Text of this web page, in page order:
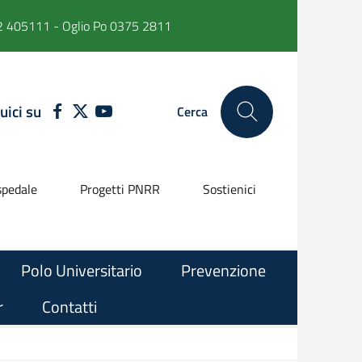
405111 - Oglio Po 0375 2811
suFACEBOOK
TWITTERYOUTUBE Cerca
Progetti PNRR Sostienici
Polo Universitario
Prevenzione
Contatti